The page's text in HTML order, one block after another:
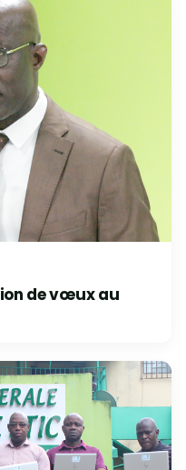
de vœux au